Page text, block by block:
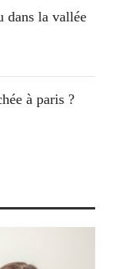
dans la vallée
à paris ?